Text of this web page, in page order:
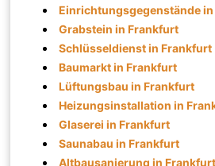
Einrichtungsgegenstände
Grabstein in Frankfurt
Schlüsseldienst in Frankfurt
Baumarkt in Frankfurt
Lüftungsbau in Frankfurt
Heizungsinstallation in
Glaserei in Frankfurt
Saunabau in Frankfurt
Altbausanierung in Frankfurt